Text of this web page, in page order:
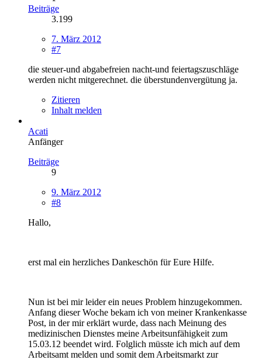
Beiträge
3.199
7. März 2012
#7
die steuer-und abgabefreien nacht-und feiertagszuschläge
werden nicht mitgerechnet. die überstundenvergütung ja.
Zitieren
Inhalt melden
Acati
Anfänger
Beiträge
9
9. März 2012
#8
Hallo,
erst mal ein herzliches Dankeschön für Eure Hilfe.
Nun ist bei mir leider ein neues Problem hinzugekommen.
Anfang dieser Woche bekam ich von meiner Krankenkasse
Post, in der mir erklärt wurde, dass nach Meinung des
medizinischen Dienstes meine Arbeitsunfähigkeit zum
15.03.12 beendet wird. Folglich müsste ich mich auf dem
Arbeitsamt melden und somit dem Arbeitsmarkt zur